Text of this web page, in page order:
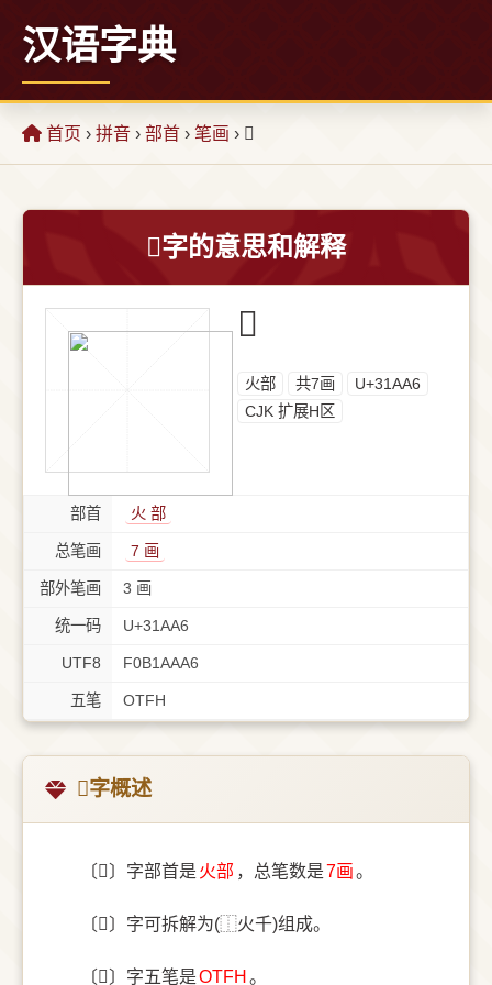
汉语字典
首页 › 拼音 › 部首 › 笔画 › 𱪦
𱪦字的意思和解释
𱪦
⽕部 共7画
U+31AA6
CJK 扩展H区
部首 ⽕ 部
总笔画 7 画
部外笔画 3 画
统一码 U+31AA6
UTF8 F0B1AAA6
五笔 OTFH
𱪦字概述
〔𱪦〕字部首是 ⽕部 ，总笔数是7画。
〔𱪦〕字可拆解为(⿰火千)组成。
〔𱪦〕字五笔是OTFH 。